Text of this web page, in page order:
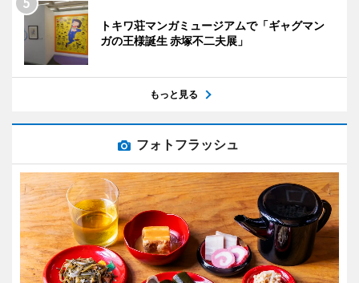
トキワ荘マンガミュージアムで「ギャグマン
ガの王様誕生 赤塚不二夫展」
もっと見る
フォトフラッシュ